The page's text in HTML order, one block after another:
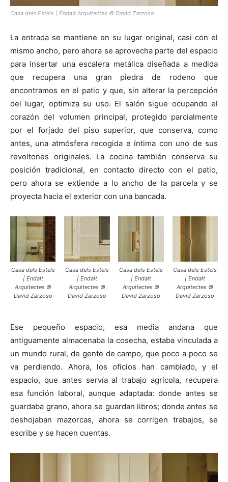
Casa dels Estels | Endalt Arquitectes © David Zarzoso
La entrada se mantiene en su lugar original, casi con el
mismo ancho, pero ahora se aprovecha parte del espacio
para insertar una escalera metálica diseñada a medida
que recupera una gran piedra de rodeno que
encontramos en el patio y que, sin alterar la percepción
del lugar, optimiza su uso. El salón sigue ocupando el
corazón del volumen principal, protegido parcialmente
por el forjado del piso superior, que conserva, como
antes, una atmósfera recogida e íntima con uno de sus
revoltones originales. La cocina también conserva su
posición tradicional, en contacto directo con el patio,
pero ahora se extiende a lo ancho de la parcela y se
proyecta hacia el exterior con una bancada.
Casa dels Estels
| Endalt
Arquitectes ©
David Zarzoso
Casa dels Estels
| Endalt
Arquitectes ©
David Zarzoso
Casa dels Estels
| Endalt
Arquitectes ©
David Zarzoso
Casa dels Estels
| Endalt
Arquitectes ©
David Zarzoso
Ese pequeño espacio, esa media andana que
antiguamente almacenaba la cosecha, estaba vinculada a
un mundo rural, de gente de campo, que poco a poco se
va perdiendo. Ahora, los oficios han cambiado, y el
espacio, que antes servía al trabajo agrícola, recupera
esa función laboral, aunque adaptada: donde antes se
guardaba grano, ahora se guardan libros; donde antes se
deshojaban mazorcas, ahora se corrigen trabajos, se
escribe y se hacen cuentas.